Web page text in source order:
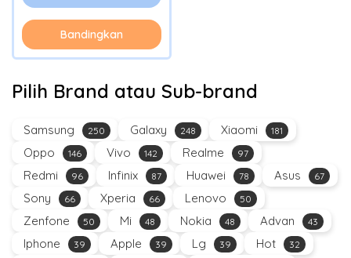
Bandingkan
Pilih Brand atau Sub-brand
Samsung 250 Galaxy 248 Xiaomi 181
Oppo 146 Vivo 142 Realme 97
Redmi 96 Infinix 87 Huawei 78 Asus 67
Sony 66 Xperia 66 Lenovo 50
Zenfone 50 Mi 48 Nokia 48 Advan 43
Iphone 39 Apple 39 Lg 39 Hot 32